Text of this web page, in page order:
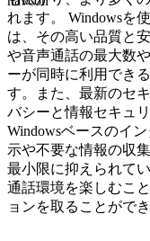
れます。 Windowsを
は、その高い品質と
や音声通話の最大数
ーが同時に利用でき
す。また、最新のセ
バシーと情報セキュ
Windowsベースのイ
示や不要な情報の収
最小限に抑えられて
通話環境を楽しむこ
ョンを取ることができ